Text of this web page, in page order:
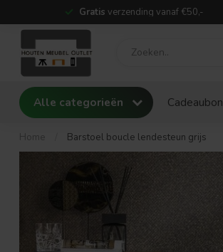
Gratis verzending vanaf €50,-
Alle categorieën Cadeaubon
Home Barstoel boucle lendesteun grijs